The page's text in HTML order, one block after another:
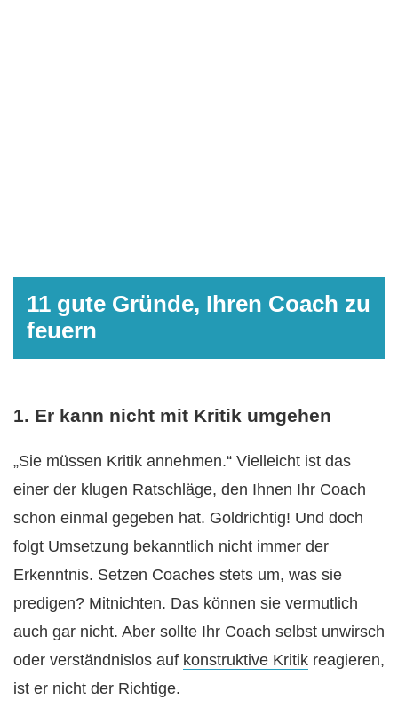
11 gute Gründe, Ihren Coach zu
feuern
1. Er kann nicht mit Kritik umgehen
„Sie müssen Kritik annehmen.“ Vielleicht ist das
einer der klugen Ratschläge, den Ihnen Ihr Coach
schon einmal gegeben hat. Goldrichtig! Und doch
folgt Umsetzung bekanntlich nicht immer der
Erkenntnis. Setzen Coaches stets um, was sie
predigen? Mitnichten. Das können sie vermutlich
auch gar nicht. Aber sollte Ihr Coach selbst unwirsch
oder verständnislos auf konstruktive Kritik reagieren,
ist er nicht der Richtige.